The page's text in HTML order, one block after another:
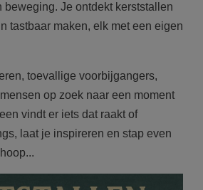
beweging. Je ontdekt kerststallen
tastbaar maken, elk met een eigen
toevallige voorbijgangers,
op zoek naar een moment
vindt er iets dat raakt of
laat je inspireren en stap even